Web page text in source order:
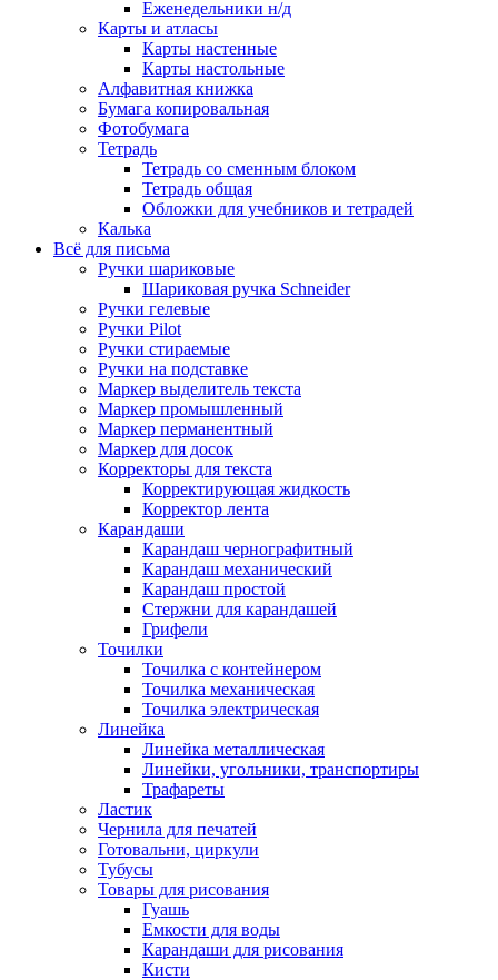
Еженедельники н/д
Карты и атласы
Карты настенные
Карты настольные
Алфавитная книжка
Бумага копировальная
Фотобумага
Тетрадь
Тетрадь со сменным блоком
Тетрадь общая
Обложки для учебников и тетрадей
Калька
Всё для письма
Ручки шариковые
Шариковая ручка Schneider
Ручки гелевые
Ручки Pilot
Ручки стираемые
Ручки на подставке
Маркер выделитель текста
Маркер промышленный
Маркер перманентный
Маркер для досок
Корректоры для текста
Корректирующая жидкость
Корректор лента
Карандаши
Карандаш чернографитный
Карандаш механический
Карандаш простой
Стержни для карандашей
Грифели
Точилки
Точилка с контейнером
Точилка механическая
Точилка электрическая
Линейка
Линейка металлическая
Линейки, угольники, транспортиры
Трафареты
Ластик
Чернила для печатей
Готовальни, циркули
Тубусы
Товары для рисования
Гуашь
Емкости для воды
Карандаши для рисования
Кисти